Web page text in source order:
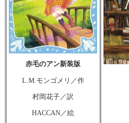
赤毛のアン新装版
L.M.モンゴメリ／作
村岡花子／訳
HACCAN／絵